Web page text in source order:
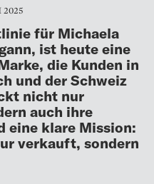
2025
für Michaela
ist heute eine
die Kunden in
und der Schweiz
nicht nur
auch ihre
eine klare Mission:
verkauft, sondern